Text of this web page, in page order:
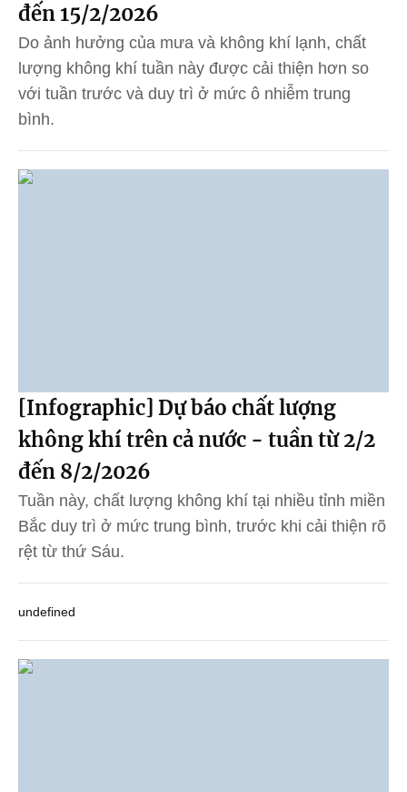
đến 15/2/2026
Do ảnh hưởng của mưa và không khí lạnh, chất
lượng không khí tuần này được cải thiện hơn so
với tuần trước và duy trì ở mức ô nhiễm trung
bình.
[Infographic] Dự báo chất lượng
không khí trên cả nước - tuần từ 2/2
đến 8/2/2026
Tuần này, chất lượng không khí tại nhiều tỉnh miền
Bắc duy trì ở mức trung bình, trước khi cải thiện rõ
rệt từ thứ Sáu.
undefined